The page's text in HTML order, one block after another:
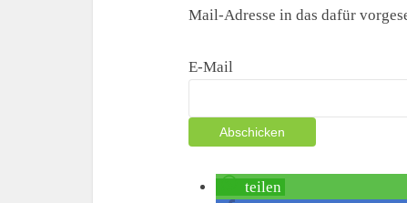
Mail-Adresse in das dafür
E-Mail
teilen